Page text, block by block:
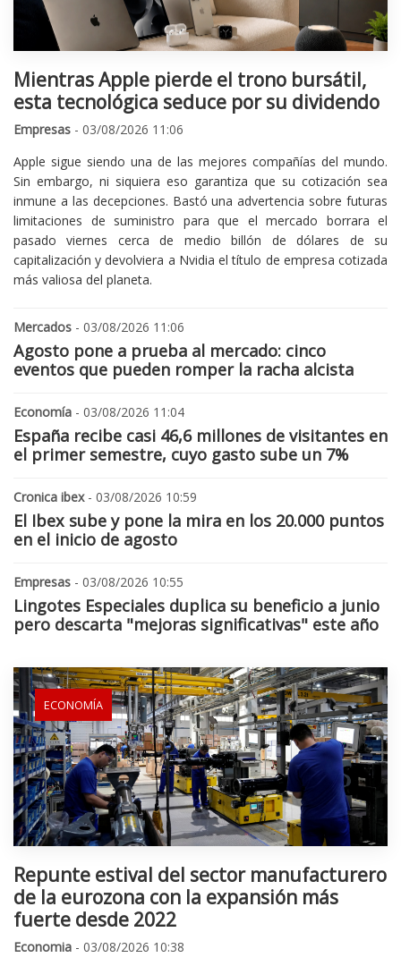
Mientras Apple pierde el trono bursátil,
esta tecnológica seduce por su dividendo
Empresas - 03/08/2026 11:06
Apple sigue siendo una de las mejores compañías del mundo.
Sin embargo, ni siquiera eso garantiza que su cotización sea
inmune a las decepciones. Bastó una advertencia sobre futuras
limitaciones de suministro para que el mercado borrara el
pasado viernes cerca de medio billón de dólares de su
capitalización y devolviera a Nvidia el título de empresa cotizada
más valiosa del planeta.
Mercados - 03/08/2026 11:06
Agosto pone a prueba al mercado: cinco
eventos que pueden romper la racha alcista
Economía - 03/08/2026 11:04
España recibe casi 46,6 millones de visitantes en
el primer semestre, cuyo gasto sube un 7%
Cronica ibex- 03/08/2026 10:59
El Ibex sube y pone la mira en los 20.000 puntos
en el inicio de agosto
Empresas - 03/08/2026 10:55
Lingotes Especiales duplica su beneficio a junio
pero descarta "mejoras significativas" este año
ECONOMÍA
Repunte estival del sector manufacturero
de la eurozona con la expansión más
fuerte desde 2022
Economia - 03/08/2026 10:38